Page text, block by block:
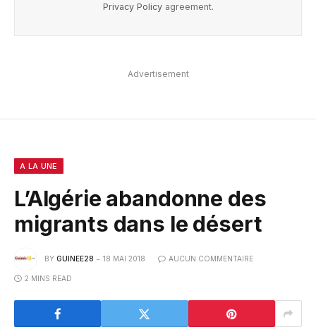
Privacy Policyagreement.
Advertisement
A LA UNE
L’Algérie abandonne des
migrants dans le désert
BY GUINEE28 18 MAI 2018 AUCUN COMMENTAIRE
2 MINS READ